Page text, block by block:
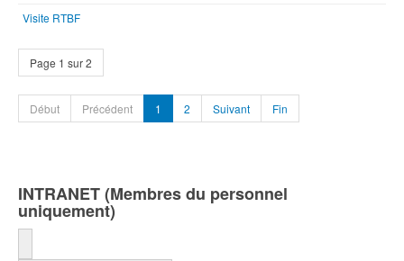
Visite RTBF
Page 1 sur 2
Début Précédent 1 2 Suivant Fin
INTRANET (Membres du personnel
uniquement)